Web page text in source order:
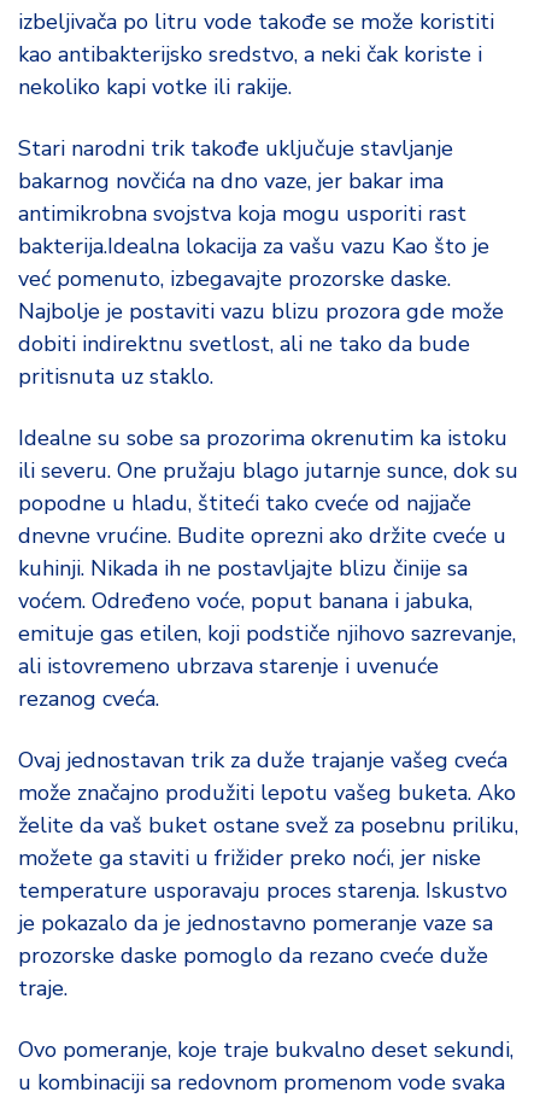
izbeljivača po litru vode takođe se može koristiti
kao antibakterijsko sredstvo, a neki čak koriste i
nekoliko kapi votke ili rakije.
Stari narodni trik takođe uključuje stavljanje
bakarnog novčića na dno vaze, jer bakar ima
antimikrobna svojstva koja mogu usporiti rast
bakterija.Idealna lokacija za vašu vazu Kao što je
već pomenuto, izbegavajte prozorske daske.
Najbolje je postaviti vazu blizu prozora gde može
dobiti indirektnu svetlost, ali ne tako da bude
pritisnuta uz staklo.
Idealne su sobe sa prozorima okrenutim ka istoku
ili severu. One pružaju blago jutarnje sunce, dok su
popodne u hladu, štiteći tako cveće od najjače
dnevne vrućine. Budite oprezni ako držite cveće u
kuhinji. Nikada ih ne postavljajte blizu činije sa
voćem. Određeno voće, poput banana i jabuka,
emituje gas etilen, koji podstiče njihovo sazrevanje,
ali istovremeno ubrzava starenje i uvenuće
rezanog cveća.
Ovaj jednostavan trik za duže trajanje vašeg cveća
može značajno produžiti lepotu vašeg buketa. Ako
želite da vaš buket ostane svež za posebnu priliku,
možete ga staviti u frižider preko noći, jer niske
temperature usporavaju proces starenja. Iskustvo
je pokazalo da je jednostavno pomeranje vaze sa
prozorske daske pomoglo da rezano cveće duže
traje.
Ovo pomeranje, koje traje bukvalno deset sekundi,
u kombinaciji sa redovnom promenom vode svaka